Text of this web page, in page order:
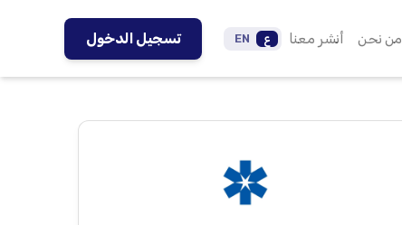
من نحن أنشر معنا ع EN تسجيل الدخول